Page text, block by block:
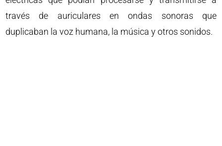
través de auriculares en ondas sonoras que
duplicaban la voz humana, la música y otros sonidos.